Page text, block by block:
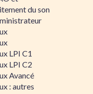
du son
LPI C1
LPI C2
Avancé
: autres